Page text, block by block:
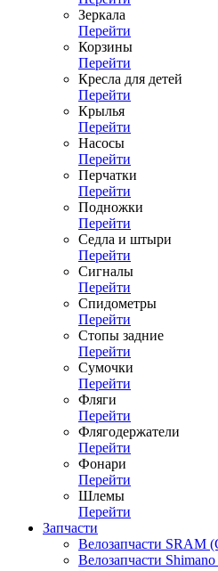
Зеркала
Перейти
Корзины
Перейти
Кресла для детей
Перейти
Крылья
Перейти
Насосы
Перейти
Перчатки
Перейти
Подножки
Перейти
Седла и штыри
Перейти
Сигналы
Перейти
Спидометры
Перейти
Стопы задние
Перейти
Сумочки
Перейти
Фляги
Перейти
Флягодержатели
Перейти
Фонари
Перейти
Шлемы
Перейти
Запчасти
Велозапчасти
Велозапчасти